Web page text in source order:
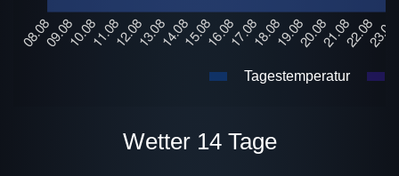
Tagestemperatur
Wetter 14 Tage